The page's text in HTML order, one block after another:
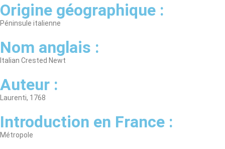
Origine géographique :
Péninsule italienne
Nom anglais :
Italian Crested Newt
Auteur :
Laurenti, 1768
Introduction en France :
Métropole